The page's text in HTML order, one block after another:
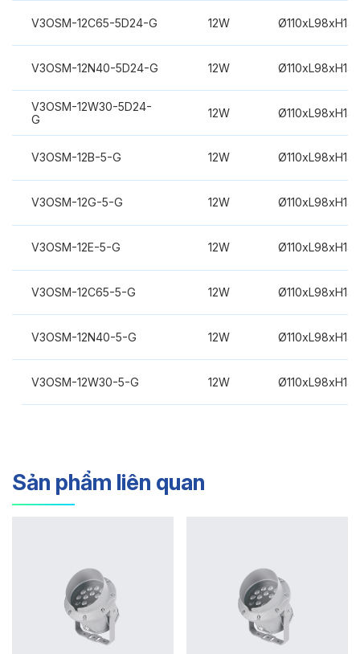
V3OSM-12C65-5D24-G 12W
V3OSM-12N40-5D24-G 12W
V3OSM-12W30-5D24-
G
12W
V3OSM-12B-5-G 12W
V3OSM-12G-5-G 12W
V3OSM-12E-5-G 12W
V3OSM-12C65-5-G 12W
V3OSM-12N40-5-G 12W
V3OSM-12W30-5-G 12W
Sản phẩm liên quan